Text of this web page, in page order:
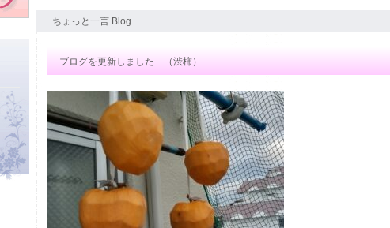
ちょっと一言 Blog
ブログを更新しました （渋柿）